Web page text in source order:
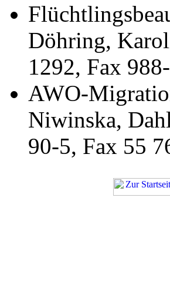
Döhring,
1292, Fax
AWO-
Niwinska,
90-5, Fax 55